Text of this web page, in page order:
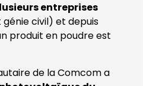
entreprises
civil) et depuis
produit en poudre est
de la Comcom a